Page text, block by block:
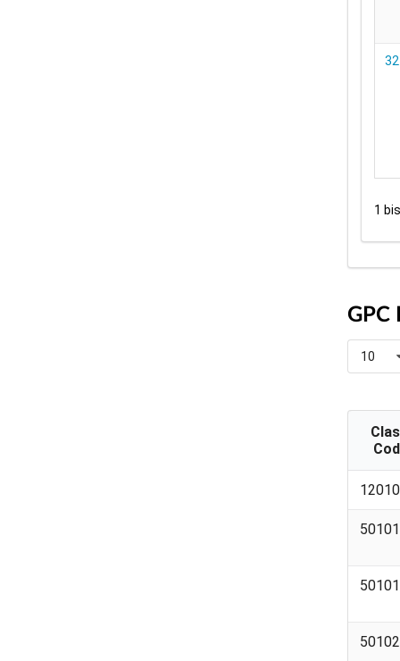
1
GPC
10